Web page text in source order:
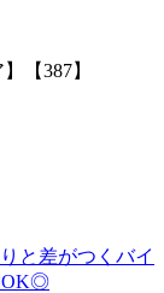
【387】
と差がつくバイ
OK◎